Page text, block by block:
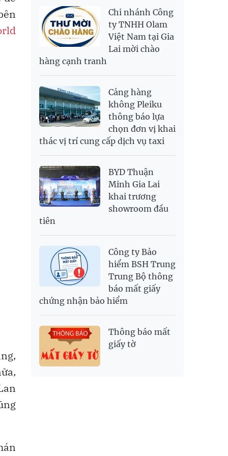
NOK
RUB
304.3
336.84
SAR
6,945.42
7,244.36
2,702.79
2,817.41
SGD
USD
26,000 26,030 26,410
PNJ 138,500,000142,200,000
Chi nhánh Công
ty TNHH Olam
Việt Nam tại Gia
Lai mời chào
hàng cạnh tranh
Cảng hàng
không Pleiku
thông báo lựa
chọn đơn vị khai
thác vị trí cung cấp dịch vụ taxi
BYD Thuận
Minh Gia Lai
khai trương
showroom đầu
tiên
Công ty Bảo
hiểm BSH Trung
Trung Bộ thông
báo mất giấy
chứng nhận bảo hiểm
Thông báo mất
giấy tờ